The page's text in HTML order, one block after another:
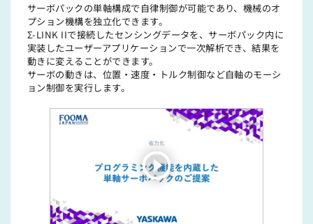
サーボパックの単軸構成で⾃律制御が可能であり、機械のオ
プション機構を独⽴化できます。
Σ-LINK IIで接続したセンシングデータを、サーボパック内に
実装したユーザーアプリケーションで⼀次解析でき、結果を
動きに変えることができます。
サーボの動きは、位置・速度・トルク制御など⾃軸のモーシ
ョン制御を実⾏します。